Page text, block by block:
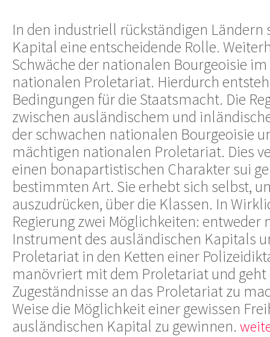
In den industriell rückständigen
Kapital eine entscheidende Rolle.
Schwäche der nationalen Bourgeoisie
nationalen Proletariat. Hierdurch
Bedingungen für die Staatsmacht. Die
zwischen ausländischem und
der schwachen nationalen Bourgeoisie
mächtigen nationalen Proletariat. Dies
einen bonapartistischen Charakter sui
bestimmten Art. Sie erhebt sich selbst,
auszudrücken, über die Klassen. In
Regierung zwei Möglichkeiten: entweder
Instrument des ausländischen Kapitals
Proletariat in den Ketten einer
manövriert mit dem Proletariat und geht
Zugeständnisse an das Proletariat zu
Weise die Möglichkeit einer gewissen
ausländischen Kapital zu gewinnen.